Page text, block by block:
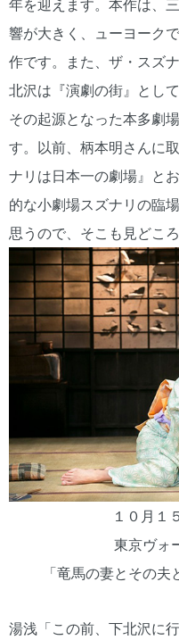
年を迎えます。本作は、
響が大きく、ューヨーク
作です。また、ザ・スズ
北沢は『演劇の街』とし
その起源となった本多劇
す。以前、柄本明さんに
ナリは日本一の劇場』と
的な小劇場スズナリの臨
思うので、そこも見どころ
１０月１
東京ヴォ
「竜馬の妻とその夫
湯浅「この前、下北沢に